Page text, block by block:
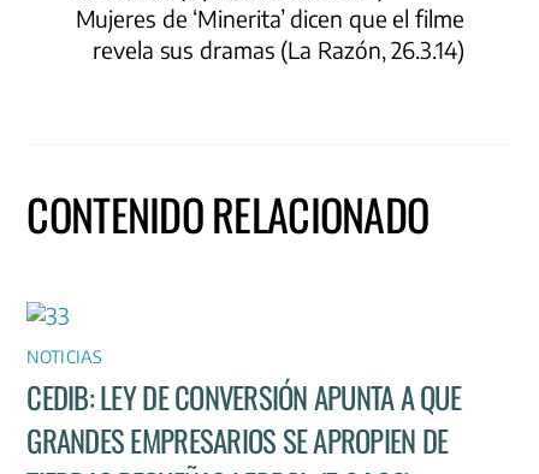
Mujeres de ‘Minerita’ dicen que el filme
revela sus dramas (La Razón, 26.3.14)
CONTENIDO RELACIONADO
NOTICIAS
CEDIB: LEY DE CONVERSIÓN APUNTA A QUE
GRANDES EMPRESARIOS SE APROPIEN DE